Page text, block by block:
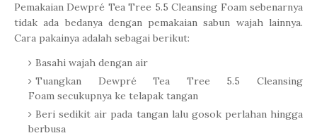
Pemakaian Dewpré Tea Tree 5.5 Cleansing Foam sebenarnya
tidak ada bedanya dengan pemakaian sabun wajah lainnya.
Cara pakainya adalah sebagai berikut:
Basahi wajah dengan air
Tuangkan Dewpré Tea Tree 5.5 Cleansing
Foam secukupnya ke telapak tangan
Beri sedikit air pada tangan lalu gosok perlahan hingga
berbusa